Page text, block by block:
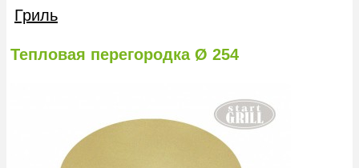
Гриль
Тепловая перегородка Ø 254